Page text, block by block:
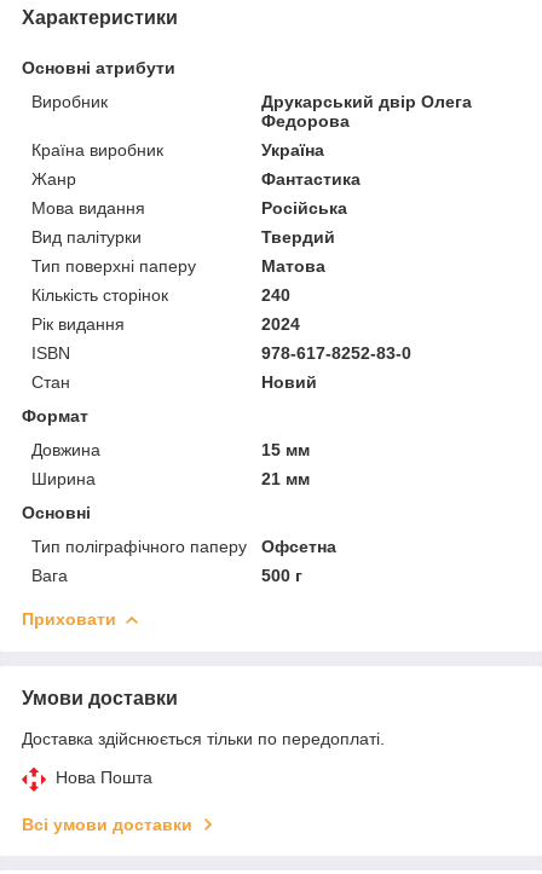
Характеристики
Основні атрибути
Виробник
Друкарський двір Олега
Федорова
Країна виробник
Україна
Жанр
Фантастика
Мова видання
Російська
Вид палітурки
Твердий
Тип поверхні паперу
Матова
Кількість сторінок
240
Рік видання
2024
ISBN
978-617-8252-83-0
Стан
Новий
Формат
Довжина
15 мм
Ширина
21 мм
Основні
Тип поліграфічного паперу
Офсетна
Вага
500 г
Приховати
Умови доставки
Доставка здійснюється тільки по передоплаті.
Нова Пошта
Всі умови доставки